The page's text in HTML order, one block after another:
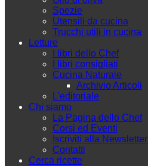
Spezie
Utensili da cucina
Trucchi utili in cucina
Letture
I libri dello Chef
I libri consigliati
Cucina Naturale
Archivio Articoli
L'editoriale
Chi siamo
La Pagina dello Chef
Corsi ed Eventi
Iscriviti alla Newsletter
Contatti
Cerca ricette